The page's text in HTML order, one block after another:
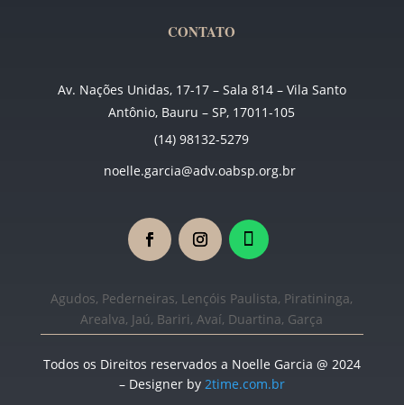
CONTATO
Av. Nações Unidas, 17-17 – Sala 814 – Vila Santo
Antônio, Bauru – SP, 17011-105
(14) 98132-5279
noelle.garcia@adv.oabsp.org.br
Agudos, Pederneiras, Lençóis Paulista, Piratininga,
Arealva, Jaú, Bariri, Avaí, Duartina, Garça
Todos os Direitos reservados a Noelle Garcia @ 2024
– Designer by 2time.com.br